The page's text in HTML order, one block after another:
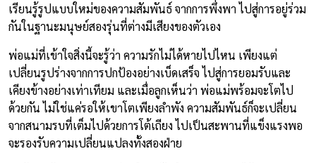
เรียนรู้รูปแบบใหม่ของความสัมพันธ์ จากการพึ่งพา ไปสู่การอยู่ร่วม
กันในฐานะมนุษย์สองรุ่นที่ต่างมีเสียงของตัวเอง
พ่อแม่ที่เข้าใจสิ่งนี้จะรู้ว่า ความรักไม่ได้หายไปไหน เพียงแต่
เปลี่ยนรูปร่างจากการปกป้องอย่างเบ็ดเสร็จ ไปสู่การยอมรับและ
เคียงข้างอย่างเท่าเทียม และเมื่อลูกเห็นว่า พ่อแม่พร้อมจะโตไป
ด้วยกัน ไม่ใช่แค่รอให้เขาโตเพียงลำพัง ความสัมพันธ์ก็จะเปลี่ยน
จากสนามรบที่เต็มไปด้วยการโต้เถียง ไปเป็นสะพานที่แข็งแรงพอ
จะรองรับความเปลี่ยนแปลงทั้งสองฝ่าย